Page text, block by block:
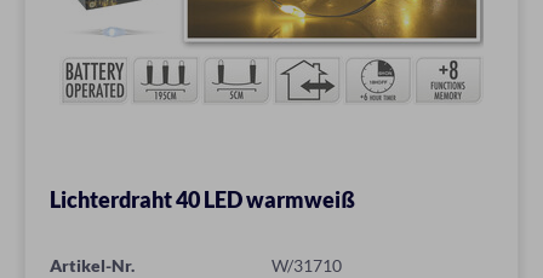
Lichterdraht 40 LED warmweiß
Artikel-Nr.
W/31710